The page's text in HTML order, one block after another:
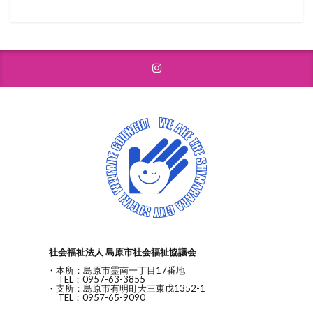
社会福祉法人 島原市社会福祉協議会
・本所：島原市霊南一丁目17番地
TEL：0957-63-3855
・支所：島原市有明町大三東戊1352-1
TEL：0957-65-9090